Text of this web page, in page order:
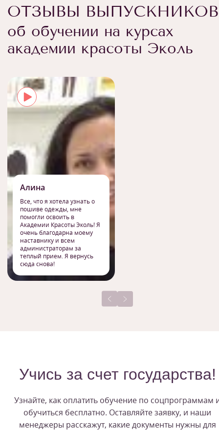
ОТЗЫВЫ ВЫПУСКНИКОВ
об обучении на курсах
академии красоты Эколь
Алина
Все, что я хотела узнать о
пошиве одежды, мне
помогли освоить в
Академии Красоты Эколь! Я
очень благодарна моему
наставнику и всем
администраторам за
теплый прием. Я вернусь
сюда снова!
Учись за счет государства!
Узнайте, как оплатить обучение по соцпрограммам
обучиться бесплатно. Оставляйте заявку, и наши
менеджеры расскажут, какие документы нужны для